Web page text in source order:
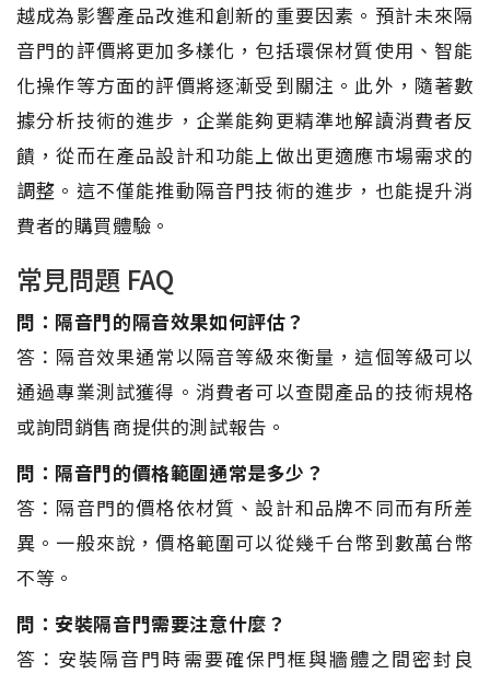
越成為影響產品改進和創新的重要因素。預計未來隔
音門的評價將更加多樣化，包括環保材質使用、智能
化操作等方面的評價將逐漸受到關注。此外，隨著數
據分析技術的進步，企業能夠更精準地解讀消費者反
饋，從而在產品設計和功能上做出更適應市場需求的
調整。這不僅能推動隔音門技術的進步，也能提升消
費者的購買體驗。
常見問題 FAQ
問：隔音門的隔音效果如何評估？
答：隔音效果通常以隔音等級來衡量，這個等級可以
通過專業測試獲得。消費者可以查閱產品的技術規格
或詢問銷售商提供的測試報告。
問：隔音門的價格範圍通常是多少？
答：隔音門的價格依材質、設計和品牌不同而有所差
異。一般來說，價格範圍可以從幾千台幣到數萬台幣
不等。
問：安裝隔音門需要注意什麼？
答：安裝隔音門時需要確保門框與牆體之間密封良